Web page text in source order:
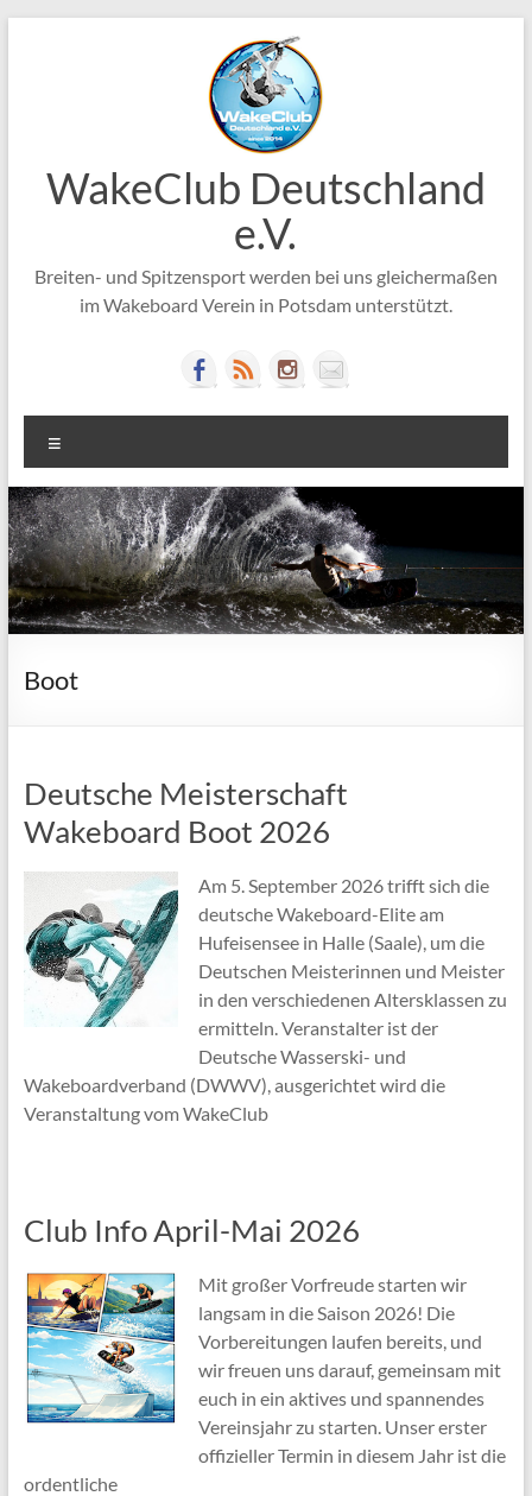
WakeClub Deutschland
e.V.
Breiten- und Spitzensport werden bei uns gleichermaßen
im Wakeboard Verein in Potsdam unterstützt.
Boot
Deutsche Meisterschaft
Wakeboard Boot 2026
Am 5. September 2026 trifft sich die
deutsche Wakeboard-Elite am
Hufeisensee in Halle (Saale), um die
Deutschen Meisterinnen und Meister
in den verschiedenen Altersklassen zu
ermitteln. Veranstalter ist der
Deutsche Wasserski- und
Wakeboardverband (DWWV), ausgerichtet wird die
Veranstaltung vom WakeClub
Club Info April-Mai 2026
Mit großer Vorfreude starten wir
langsam in die Saison 2026! Die
Vorbereitungen laufen bereits, und
wir freuen uns darauf, gemeinsam mit
euch in ein aktives und spannendes
Vereinsjahr zu starten. Unser erster
offizieller Termin in diesem Jahr ist die
ordentliche